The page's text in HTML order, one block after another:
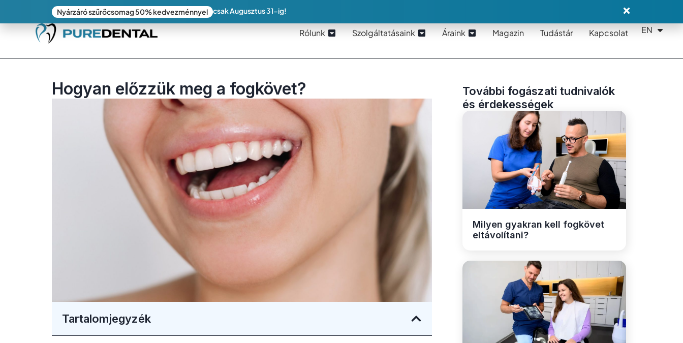
Rólunk Szolgáltatásaink Áraink Magazin Tudástár Kapcsolat EN
DE
Hogyan előzzük meg a fogkövet?
Tartalomjegyzék
További fogászati tudnivalók
és érdekességek
Milyen gyakran kell fogkövet
eltávolítani?
Nyárzáró szűrőcsomag 50% kedvezménnyel csak Augusztus 31-ig!